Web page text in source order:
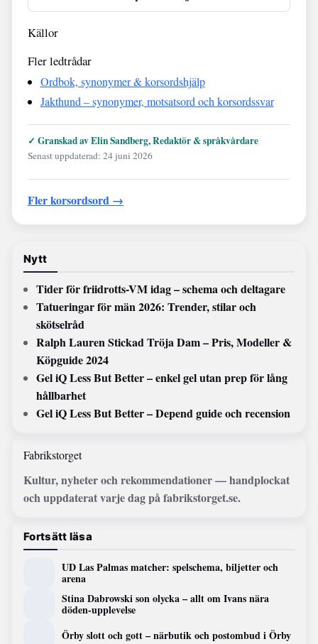
Källor
Fler ledtrådar
Ordbok, synonymer & korsordshjälp
Jakthund – synonymer, motsatsord och korsordssvar
✓ Granskad av Elin Sandberg, Redaktör & språkvårdare
Senast uppdaterad: 24 juni 2026
Fler korsordsord →
Nytt
Tider för friidrotts-VM idag – schema och deltagare
Tatueringar för män 2026: Trender, stilar och
skötselråd
Ralph Lauren Stickad Tröja Dam – Pris, Modeller &
Köpguide 2024
Gel iQ Less But Better – enkel gel utan prep för lång
hållbarhet
Gel iQ Less But Better – Depend guide och recension
Fabrikstorget
Kultur, nyheter och rekommendationer — handplockat
och uppdaterat varje dag på fabrikstorget.se.
Fortsätt läsa
UD Las Palmas matcher: spelschema, biljetter och
arena
Stina Dabrowski son olycka – allt om Ivans nära
döden-upplevelse
Örby slott och gott – närbutik och postombud i Örby